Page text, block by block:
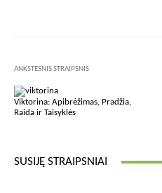
ANKSTESNIS STRAIPSNIS
Viktorina: Apibrėžimas, Pradžia,
Raida ir Taisyklės
SUSIJĘ STRAIPSNIAI